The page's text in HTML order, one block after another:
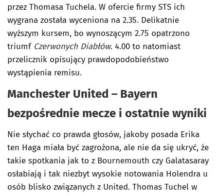
przez Thomasa Tuchela. W ofercie firmy STS ich
wygrana została wyceniona na 2.35. Delikatnie
wyższym kursem, bo wynoszącym 2.75 opatrzono
triumf Czerwonych Diabłów. 4.00 to natomiast
przelicznik opisujący prawdopodobieństwo
wystąpienia remisu.
Manchester United – Bayern
bezpośrednie mecze i ostatnie wyniki
Nie słychać co prawda głosów, jakoby posada Erika
ten Haga miała być zagrożona, ale nie da się ukryć, że
takie spotkania jak to z Bournemouth czy Galatasaray
osłabiają i tak niezbyt wysokie notowania Holendra u
osób blisko związanych z United. Thomas Tuchel w